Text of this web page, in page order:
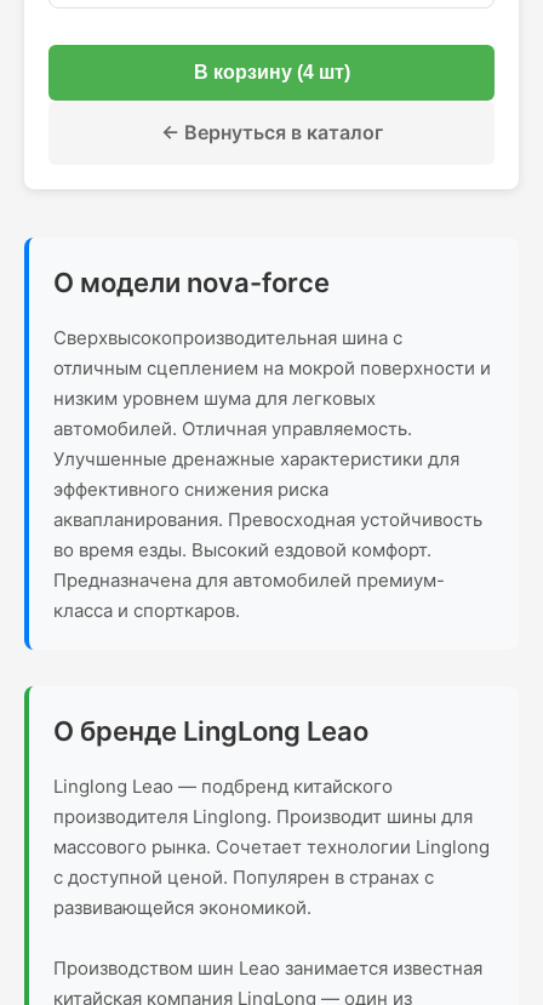
В корзину (4 шт)
← Вернуться в каталог
О модели nova-force
Сверхвысокопроизводительная шина с
отличным сцеплением на мокрой поверхности и
низким уровнем шума для легковых
автомобилей. Отличная управляемость.
Улучшенные дренажные характеристики для
эффективного снижения риска
аквапланирования. Превосходная устойчивость
во время езды. Высокий ездовой комфорт.
Предназначена для автомобилей премиум-
класса и спорткаров.
О бренде LingLong Leao
Linglong Leao — подбренд китайского
производителя Linglong. Производит шины для
массового рынка. Сочетает технологии Linglong
с доступной ценой. Популярен в странах с
развивающейся экономикой.
Производством шин Leao занимается известная
китайская компания LingLong — один из